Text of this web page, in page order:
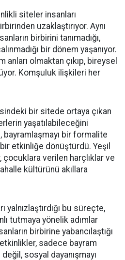
siteler insanları
uzaklaştırıyor. Aynı
birbirini tanımadığı,
bir dönem yaşanıyor.
anları olmaktan çıkıp, bireysel
Komşuluk ilişkileri her
bir sitede ortaya çıkan
yaşatılabileceğini
bayramlaşmayı bir formalite
etkinliğe dönüştürdü. Yeşil
çocuklara verilen harçlıklar ve
kültürünü akıllara
yalnızlaştırdığı bu süreçte,
tutmaya yönelik adımlar
birbirine yabancılaştığı
sadece bayram
sosyal dayanışmayı